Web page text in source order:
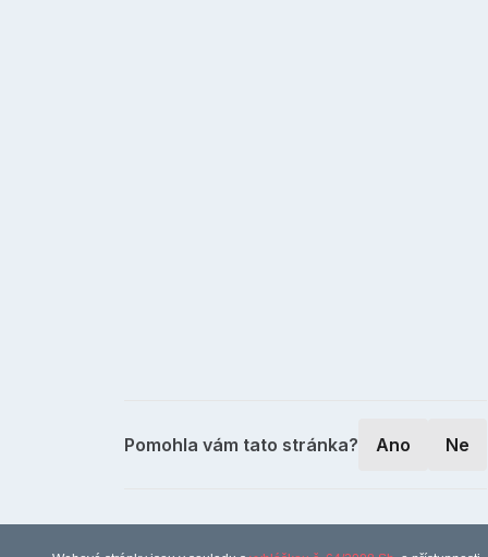
Pomohla vám tato stránka? Ano Ne